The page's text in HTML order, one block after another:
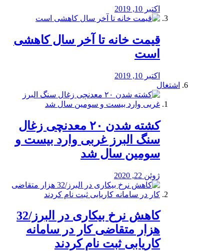
اکتبر 10, 2019
قیمت خانه تا آخر سال کاهشی
است
اکتبر 10, 2019
اشتغال
کشته شدن ۲۰ معدنچی زغال
سنگ البرز غربی وارد بیست و
سومین سال شد
ژوئن 22, 2020
کاهش نرخ بیکاری در البرز/32
هزار متقاضی کار در سامانه
کاریابی ثبت نام کردند